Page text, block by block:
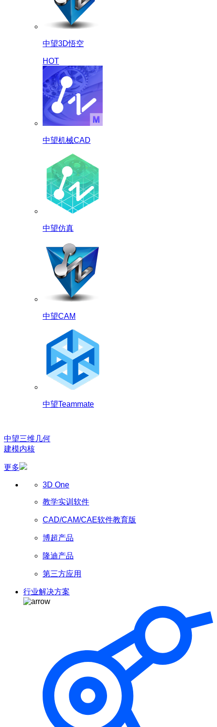
中望3D悟空
HOT
中望机械CAD
中望仿真
中望CAM
中望Teammate
中望三维几何
建模内核
更多
3D One
教学实训软件
CAD/CAM/CAE软件教育版
博超产品
隆迪产品
第三方应用
行业解决方案